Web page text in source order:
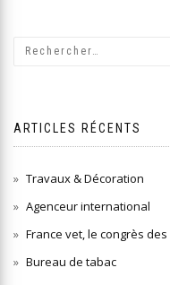
ARTICLES RÉCENTS
Travaux & Décoration
Agenceur international
France vet, le congrès
Bureau de tabac